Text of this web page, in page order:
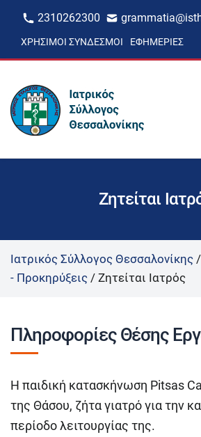
2310262300
ΧΡΉΣΙΜΟΙ ΣΎΝΔΕΣΜΟΙ ΕΦΗΜΕΡΊΕΣ
Ζητείται
Ιατρικός Σύλλογος Θεσσαλονίκης /
- Προκηρύξεις / Ζητείται Ιατρός
Πληροφορίες Θέσης
Η παιδική κατασκήνωση Pitsas
της Θάσου, ζήτα γιατρό για την
περίοδο λειτουργίας της.